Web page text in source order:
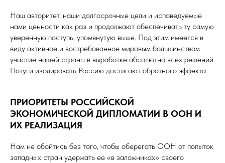
Наш авторитет, наши долгосрочные цели и исповедуемые
нами ценности как раз и продолжают обеспечивать ту самую
уверенную поступь, упомянутую выше. Под этим имеется в
виду активное и востребованное мировым большинством
участие нашей страны в выработке абсолютно всех решений.
Потуги изолировать Россию достигают обратного эффекта.
ПРИОРИТЕТЫ РОССИЙСКОЙ
ЭКОНОМИЧЕСКОЙ ДИПЛОМАТИИ В ООН И
ИХ РЕАЛИЗАЦИЯ
Нам не обойтись без того, чтобы оберегать ООН от попыток
западных стран удержать ее «в заложниках» своего